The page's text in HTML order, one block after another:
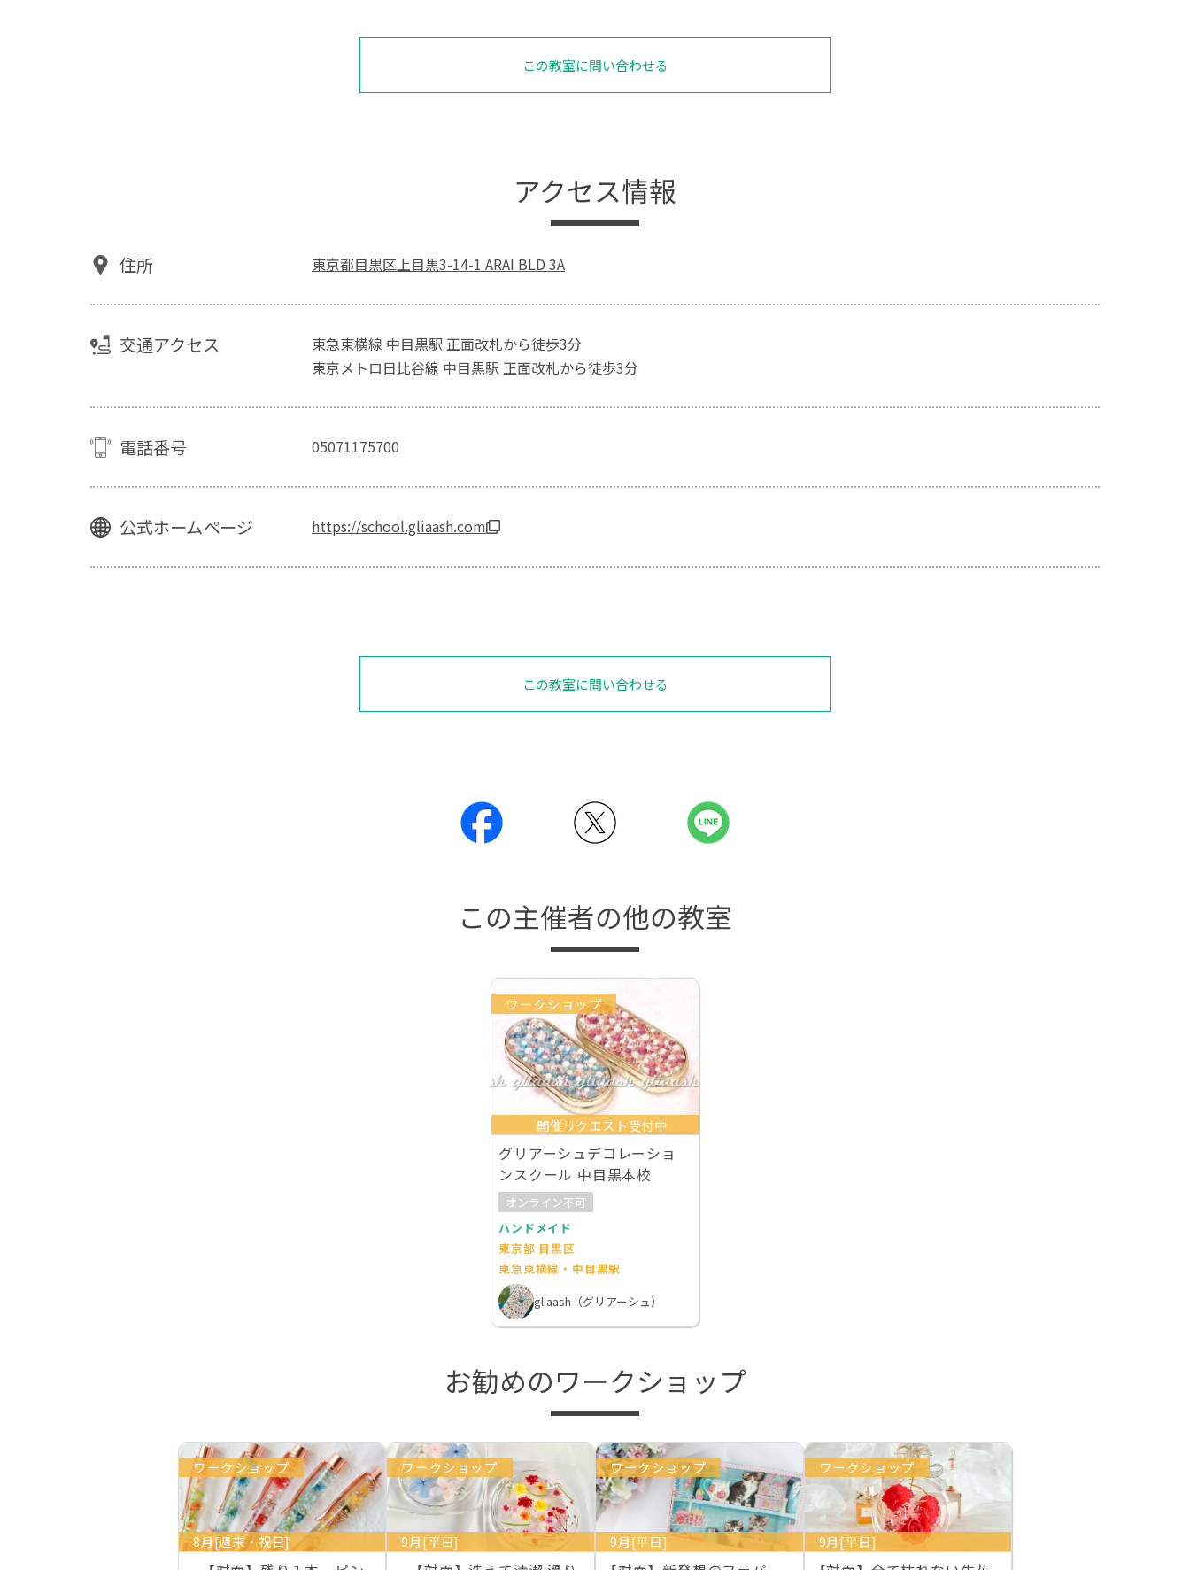
この教室に問い合わせる
アクセス情報
住所 東京都目黒区上目黒3-14-1 ARAI BLD 3A
交通アクセス
東急東横線 中目黒駅 正面改札から徒歩3分
東京メトロ日比谷線 中目黒駅 正面改札から徒歩3分
電話番号 05071175700
公式ホームページ https://school.gliaash.com
この教室に問い合わせる
この主催者の他の教室
ワークショップ
開催リクエスト受付中
グリアーシュデコレーショ
ンスクール 中目黒本校
オンライン不可
ハンドメイド
東京都 目黒区
東急東横線・中目黒駅
gliaash（グリアーシュ）
お勧めのワークショップ
ワークショップ
8月[週末・祝日]
ワークショップ
9月[平日]
ワークショップ
9月[平日]
ワークショップ
9月[平日]